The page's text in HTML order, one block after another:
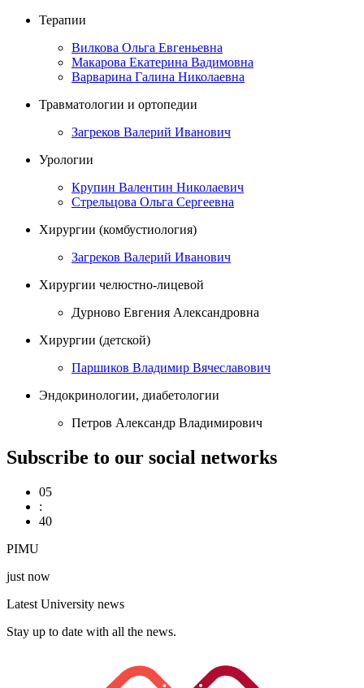
Терапии
Вилкова Ольга Евгеньевна
Макарова Екатерина Вадимовна
Варварина Галина Николаевна
Травматологии и ортопедии
Загреков Валерий Иванович
Урологии
Крупин Валентин Николаевич
Стрельцова Ольга Сергеевна
Хирургии (комбустиология)
Загреков Валерий Иванович
Хирургии челюстно-лицевой
Дурново Евгения Александровна
Хирургии (детской)
Паршиков Владимир Вячеславович
Эндокринологии, диабетологии
Петров Александр Владимирович
Subscribe to our social networks
05
:
40
PIMU
just now
Latest University news
Stay up to date with all the news.